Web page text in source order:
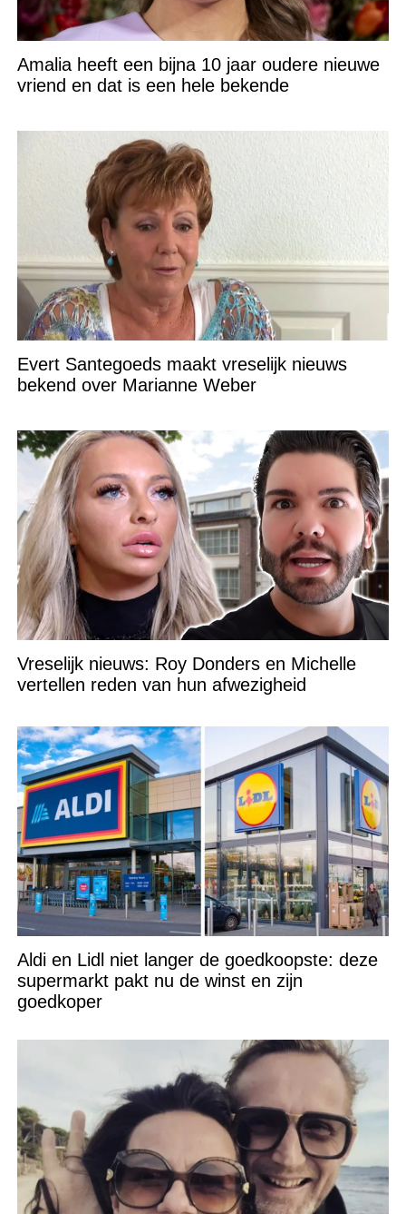
Amalia heeft een bijna 10 jaar oudere nieuwe
vriend en dat is een hele bekende
Evert Santegoeds maakt vreselijk nieuws
bekend over Marianne Weber
Vreselijk nieuws: Roy Donders en Michelle
vertellen reden van hun afwezigheid
Aldi en Lidl niet langer de goedkoopste: deze
supermarkt pakt nu de winst en zijn
goedkoper